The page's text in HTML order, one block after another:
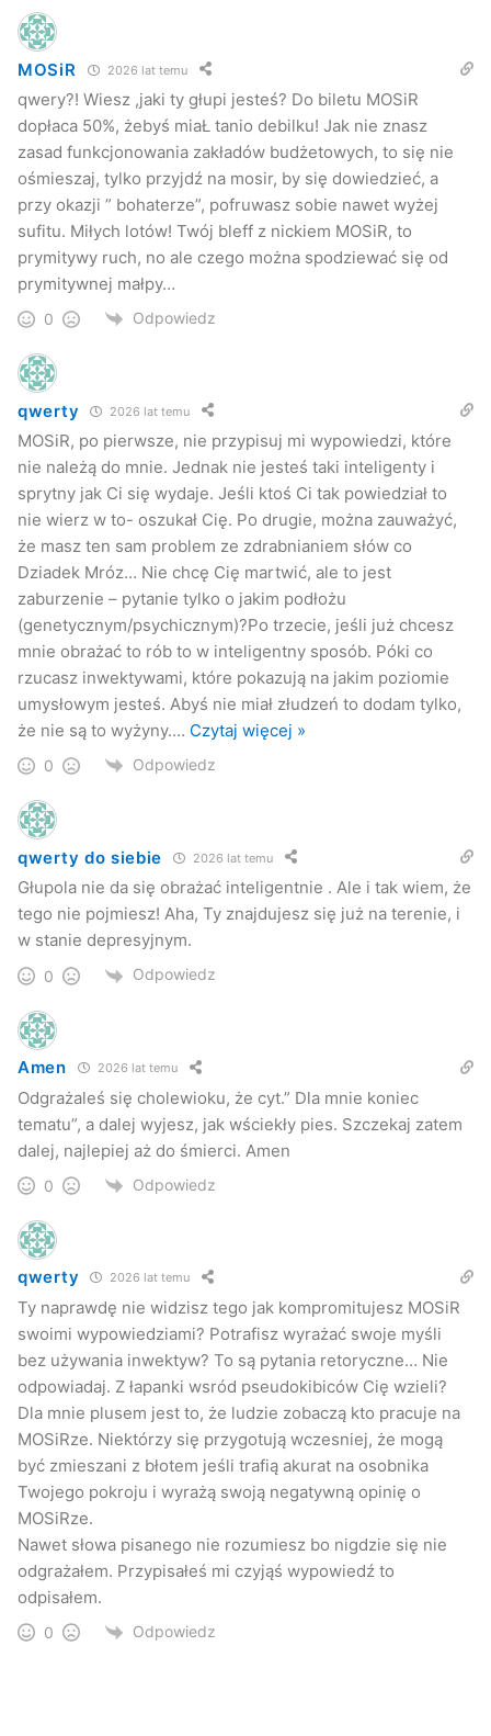
MOSiR 2026 lat temu
qwery?! Wiesz ,jaki ty głupi jesteś? Do biletu MOSiR
dopłaca 50%, żebyś miaŁ tanio debilku! Jak nie znasz
zasad funkcjonowania zakładów budżetowych, to się nie
ośmieszaj, tylko przyjdź na mosir, by się dowiedzieć, a
przy okazji ” bohaterze”, pofruwasz sobie nawet wyżej
sufitu. Miłych lotów! Twój bleff z nickiem MOSiR, to
prymitywy ruch, no ale czego można spodziewać się od
prymitywnej małpy…
0 Odpowiedz
qwerty 2026 lat temu
MOSiR, po pierwsze, nie przypisuj mi wypowiedzi, które
nie należą do mnie. Jednak nie jesteś taki inteligenty i
sprytny jak Ci się wydaje. Jeśli ktoś Ci tak powiedział to
nie wierz w to- oszukał Cię. Po drugie, można zauważyć,
że masz ten sam problem ze zdrabnianiem słów co
Dziadek Mróz… Nie chcę Cię martwić, ale to jest
zaburzenie – pytanie tylko o jakim podłożu
(genetycznym/psychicznym)?Po trzecie, jeśli już chcesz
mnie obrażać to rób to w inteligentny sposób. Póki co
rzucasz inwektywami, które pokazują na jakim poziomie
umysłowym jesteś. Abyś nie miał złudzeń to dodam tylko,
że nie są to wyżyny.… Czytaj więcej »
0 Odpowiedz
qwerty do siebie 2026 lat temu
Głupola nie da się obrażać inteligentnie . Ale i tak wiem, że
tego nie pojmiesz! Aha, Ty znajdujesz się już na terenie, i
w stanie depresyjnym.
0 Odpowiedz
Amen 2026 lat temu
Odgrażaleś się cholewioku, że cyt.” Dla mnie koniec
tematu”, a dalej wyjesz, jak wściekły pies. Szczekaj zatem
dalej, najlepiej aż do śmierci. Amen
0 Odpowiedz
qwerty 2026 lat temu
Ty naprawdę nie widzisz tego jak kompromitujesz MOSiR
swoimi wypowiedziami? Potrafisz wyrażać swoje myśli
bez używania inwektyw? To są pytania retoryczne… Nie
odpowiadaj. Z łapanki wsród pseudokibiców Cię wzieli?
Dla mnie plusem jest to, że ludzie zobaczą kto pracuje na
MOSiRze. Niektórzy się przygotują wczesniej, że mogą
być zmieszani z błotem jeśli trafią akurat na osobnika
Twojego pokroju i wyrażą swoją negatywną opinię o
MOSiRze.
Nawet słowa pisanego nie rozumiesz bo nigdzie się nie
odgrażałem. Przypisałeś mi czyjąś wypowiedź to
odpisałem.
0 Odpowiedz